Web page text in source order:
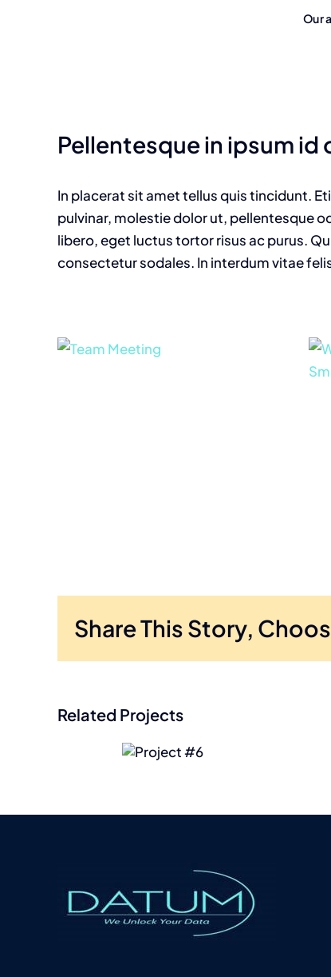
Our
Pellentesque in ipsum
In placerat sit amet tellus quis tincidunt.
pulvinar, molestie dolor ut, pellentesque
libero, eget luctus tortor risus ac purus.
consectetur sodales. In interdum vitae
Share This Story,
Related Projects